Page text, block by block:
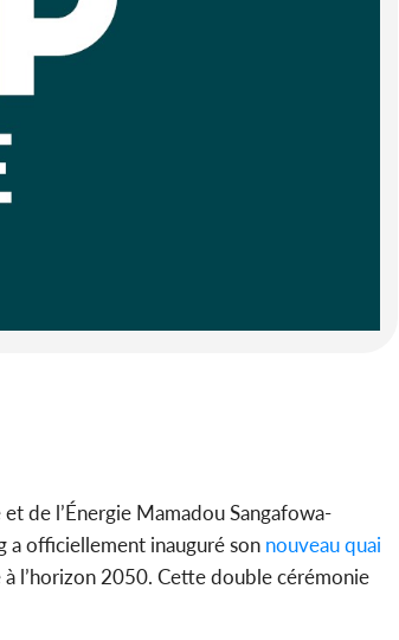
de l’Énergie Mamadou Sangafowa-
a officiellement inauguré son nouveauquai
l’horizon 2050. Cette double cérémonie